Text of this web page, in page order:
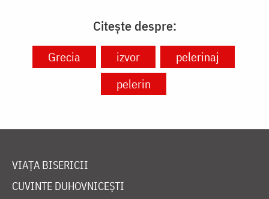
Citește despre:
Grecia izvor
pelerinaj
pelerin
VIAȚA BISERICII
CUVINTE DUHOVNICEȘTI